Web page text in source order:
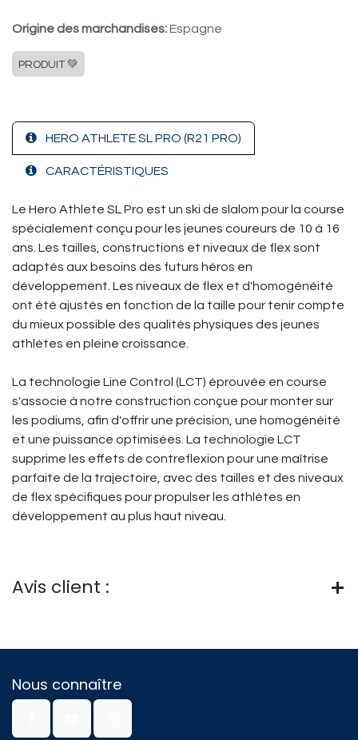
Origine des marchandises:Espagne
PRODUIT 💚
HERO ATHLETE SL PRO (R21 PRO)
CARACTÉRISTIQUES
Le Hero Athlete SL Pro est un ski de slalom pour la course
spécialement conçu pour les jeunes coureurs de 10 à 16
ans. Les tailles, constructions et niveaux de flex sont
adaptés aux besoins des futurs héros en
développement. Les niveaux de flex et d'homogénéité
ont été ajustés en fonction de la taille pour tenir compte
du mieux possible des qualités physiques des jeunes
athlètes en pleine croissance.
La technologie Line Control (LCT) éprouvée en course
s'associe à notre construction conçue pour monter sur
les podiums, afin d'offrir une précision, une homogénéité
et une puissance optimisées. La technologie LCT
supprime les effets de contreflexion pour une maîtrise
parfaite de la trajectoire, avec des tailles et des niveaux
de flex spécifiques pour propulser les athlètes en
développement au plus haut niveau.
Avis client :
Nous connaître